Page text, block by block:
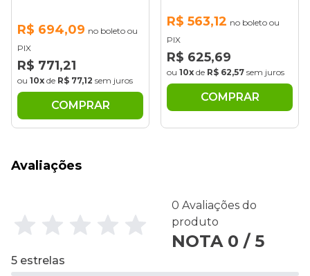
R$ 694,09 no boleto ou
PIX
R$ 771,21
ou 10x de R$ 77,12 sem juros
COMPRAR
R$ 563,12 no boleto ou
PIX
R$ 625,69
ou 10x de R$ 62,57 sem juros
COMPRAR
Avaliações
0 Avaliações do
produto
NOTA 0 / 5
5 estrelas